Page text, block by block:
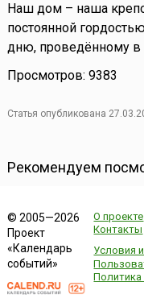
Наш дом – наша
постоянной
дню, проведённому в
Просмотров: 9383
Статья опубликована
Рекомендуем
© 2005—2026
Проект
«Календарь
событий»
О проекте
Контакты
Условия
Политика